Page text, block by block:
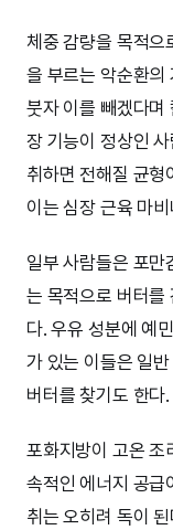
체중 감량을 목적으
을 부르는 악순환의
붓자 이를 빼겠다며
장 기능이 정상인
취하면 전해질 균형
이는 심장 근육 마
일부 사람들은 포
는 목적으로 버터를
다. 우유 성분에 예
가 있는 이들은 일
버터를 찾기도 한다.
포화지방이 고온 조
속적인 에너지 공급
취는 오히려 독이